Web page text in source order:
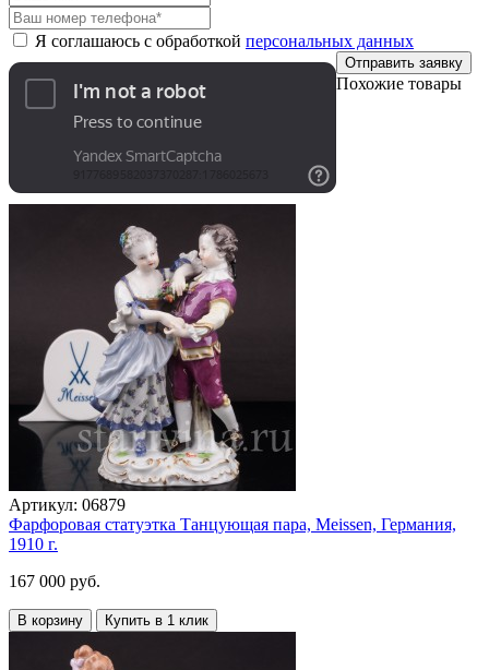
Я соглашаюсь с обработкой персональных данных
Отправить заявку
Похожие товары
Артикул: 06879
Фарфоровая статуэтка Танцующая пара, Meissen, Германия,
1910 г.
167 000 руб.
В корзину Купить в 1 клик